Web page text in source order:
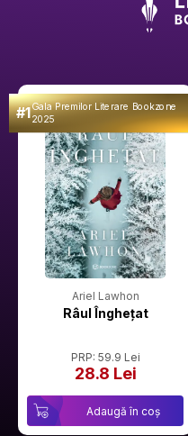
#1Gala Premilor Literare Bookzone
2025
Ariel Lawhon
Râul Înghețat
PRP: 59.9 Lei
28.8 Lei
Adaugă în coș